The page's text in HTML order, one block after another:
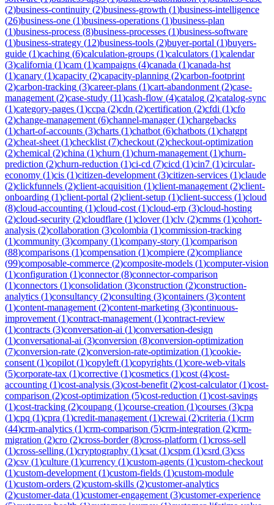
(2)business-continuity (2)business-growth (1)business-intelligence
(26)business-one (1)business-operations (1)business-plan
(1)business-process (8)business-processes (1)business-software
(1)business-strategy (12)business-tools (2)buyer-portal (1)buyers-
guide (1)caching (6)calculation-groups (1)calculators (1)calendar
(3)california (1)cam (1)campaigns (4)canada (1)canada-hst
(1)canary (1)capacity (2)capacity-planning (2)carbon-footprint
(2)carbon-tracking (3)career-plans (1)cart-abandonment (2)case-
management (2)case-study (11)cash-flow (4)catalog (2)catalog-sync
(1)category-pages (1)ccpa (2)cdn (2)certification (2)cfdi (1)cfo
(2)change-management (6)channel-manager(1)chargebacks
(1)chart-of-accounts (3)charts (1)chatbot (6)chatbots (1)chatgpt
(2)cheat-sheet (1)checklist (7)checkout (2)checkout-optimization
(2)chemical (2)china (1)churn (1)churn-management (1)churn-
prediction (2)churn-reduction (1)ci-cd (7)cicd (1)cin7 (1)circular-
economy (1)cis (1)citizen-development (3)citizen-services (1)claude
(2)clickfunnels (2)client-acquisition (1)client-management (2)client-
onboarding (1)client-portal (2)client-setup (1)client-success (1)cloud
(8)cloud-accounting (1)cloud-cost (1)cloud-erp (3)cloud-hosting
(2)cloud-security (2)cloudflare (1)clover(1)clv (2)cmms (1)cohort-
analysis (2)collaboration (3)colombia (1)commission-tracking
(1)community (3)company (1)company-story (1)comparison
(88)comparisons (1)compensation (1)compiere (2)compliance
(99)composable-commerce (2)composite-models (1)computer-vision
(1)configuration (1)connector(8)connector-comparison
(1)connectors (1)consolidation (3)construction (2)construction-
analytics (1)consultancy (2)consulting (3)containers (3)content
(1)content-management (2)content-marketing (3)continuous-
improvement (1)contract-management (1)contract-review
(1)contracts (3)conversation-ai (1)conversation-design
(1)conversational-ai (3)conversion (8)conversion-optimization
(7)conversion-rate (2)conversion-rate-optimization (1)cookie-
consent (1)copilot (1)copyleft (1)copyrights (1)core-web-vitals
(5)corporate-tax (1)corrective (1)cosmetics (1)cost (4)cost-
accounting (1)cost-analysis (3)cost-benefit (2)cost-calculator(1)cost-
comparison (2)cost-optimization (5)cost-reduction (1)cost-savings
(1)cost-tracking (2)coupang (1)course-creation (1)courses (3)cpa
(1)cpq (1)cpra (1)credit-management (1)crewai (2)criteria (1)crm
(44)crm-analytics (1)crm-comparison (5)crm-integration (2)crm-
migration (2)cro (2)cross-border(8)cross-platform (1)cross-sell
(1)cross-selling (1)cryptography (1)csat (1)cspm (1)csrd (3)css
(2)csv (1)culture (1)currency (1)custom-agents (1)custom-checkout
(1)custom-development (1)custom-fields (1)custom-module
(1)custom-orders (2)custom-skills (2)customer-analytics
(2)customer-data (1)customer-engagement (3)customer-experience